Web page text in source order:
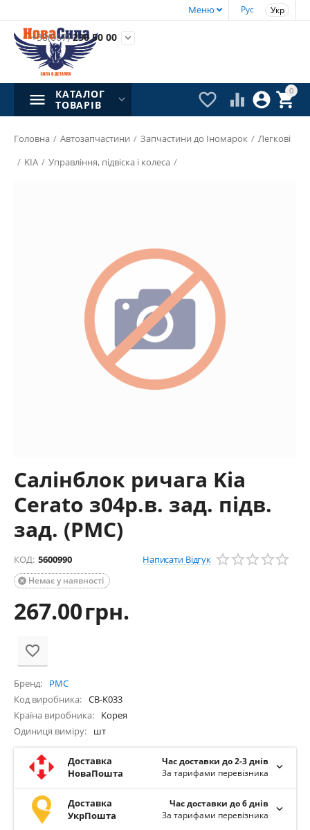
Рус Укр
Меню
+38(067)230 50 00 
0


 
КАТАЛОГ
ТОВАРІВ
Головна / Автозапчастини / Запчастини до Іномарок / Легкові
/ KIA / Управління, підвіска і колеса /
Салінблок ричага Kia
Cerato з04р.в. зад. підв.
зад. (PMC)
КОД: 5600990 Написати Відгук
Немає у наявності

267.00грн.
Бренд
PMC
Код виробника
CB-K033
Країна виробника
Корея
Одиниця виміру
шт
Доставка
НоваПошта
Час доставки до 2-3 днів
За тарифами перевізника
Доставка
УкрПошта
Час доставки до 6 днів
За тарифами перевізника